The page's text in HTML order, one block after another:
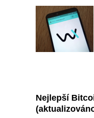
Nejlepší